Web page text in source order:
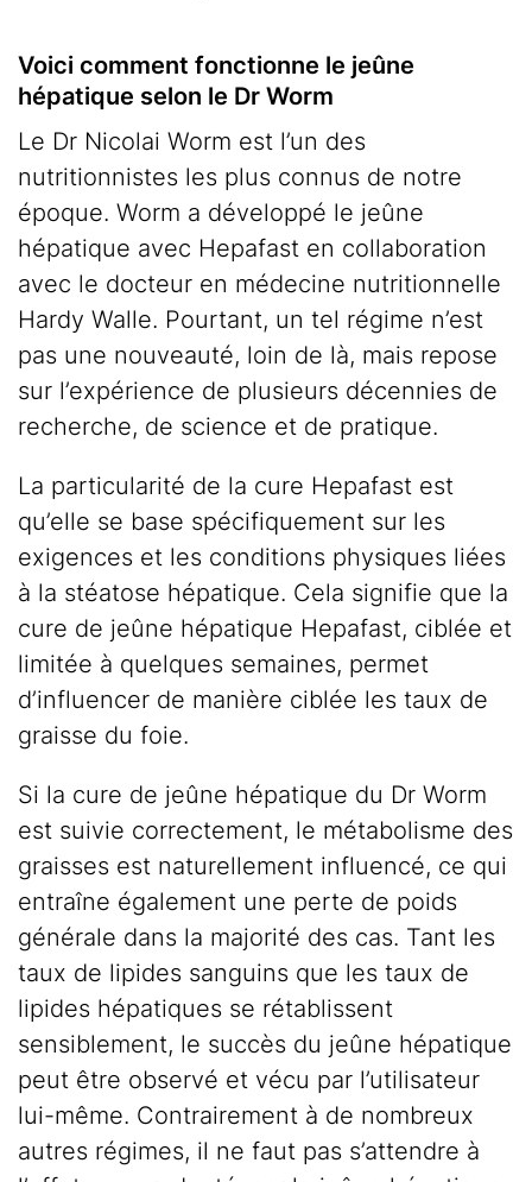
Voici comment fonctionne le jeûne
hépatique selon le Dr Worm
Le Dr Nicolai Worm est l’un des
nutritionnistes les plus connus de notre
époque. Worm a développé le jeûne
hépatique avec Hepafast en collaboration
avec le docteur en médecine nutritionnelle
Hardy Walle. Pourtant, un tel régime n’est
pas une nouveauté, loin de là, mais repose
sur l’expérience de plusieurs décennies de
recherche, de science et de pratique.
La particularité de la cure Hepafast est
qu’elle se base spécifiquement sur les
exigences et les conditions physiques liées
à la stéatose hépatique. Cela signifie que la
cure de jeûne hépatique Hepafast, ciblée et
limitée à quelques semaines, permet
d’influencer de manière ciblée les taux de
graisse du foie.
Si la cure de jeûne hépatique du Dr Worm
est suivie correctement, le métabolisme des
graisses est naturellement influencé, ce qui
entraîne également une perte de poids
générale dans la majorité des cas. Tant les
taux de lipides sanguins que les taux de
lipides hépatiques se rétablissent
sensiblement, le succès du jeûne hépatique
peut être observé et vécu par l’utilisateur
lui-même. Contrairement à de nombreux
autres régimes, il ne faut pas s’attendre à